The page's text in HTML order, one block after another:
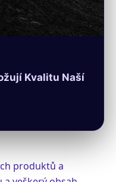
Kvalitu Naší
produktů a